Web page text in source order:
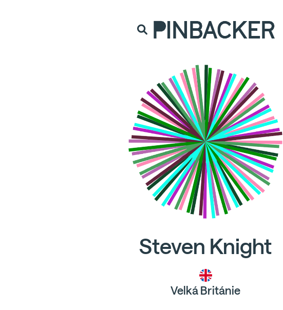
PINBACKER
Steven Knight
Velká Británie